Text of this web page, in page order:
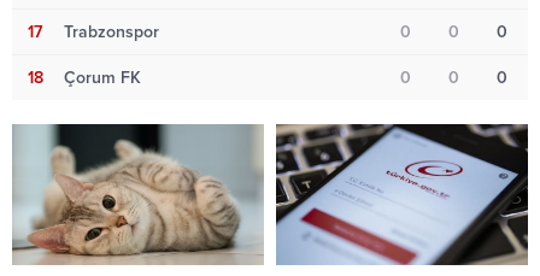
17 Trabzonspor 0 0 0
18 Çorum FK 0 0 0